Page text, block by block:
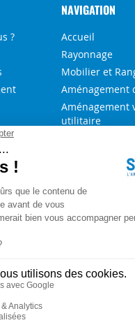
?
NAVIGATION
Accueil
Rayonnage
Mobilier et
Aménagement
Aménagement
utilitaire